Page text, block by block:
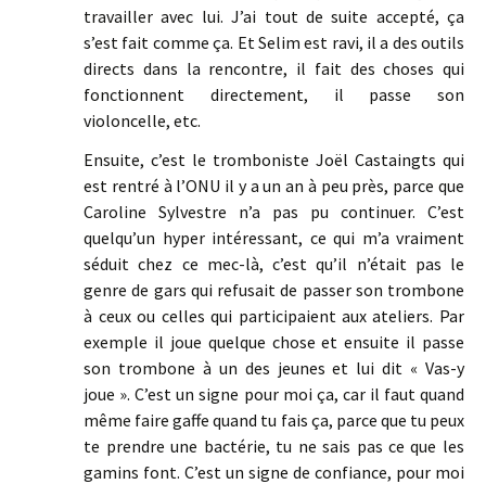
travailler avec lui. J’ai tout de suite accepté, ça
s’est fait comme ça. Et Selim est ravi, il a des outils
directs dans la rencontre, il fait des choses qui
fonctionnent directement, il passe son
violoncelle, etc.
Ensuite, c’est le tromboniste Joël Castaingts qui
est rentré à l’ONU il y a un an à peu près, parce que
Caroline Sylvestre n’a pas pu continuer. C’est
quelqu’un hyper intéressant, ce qui m’a vraiment
séduit chez ce mec-là, c’est qu’il n’était pas le
genre de gars qui refusait de passer son trombone
à ceux ou celles qui participaient aux ateliers. Par
exemple il joue quelque chose et ensuite il passe
son trombone à un des jeunes et lui dit « Vas-y
joue ». C’est un signe pour moi ça, car il faut quand
même faire gaffe quand tu fais ça, parce que tu peux
te prendre une bactérie, tu ne sais pas ce que les
gamins font. C’est un signe de confiance, pour moi